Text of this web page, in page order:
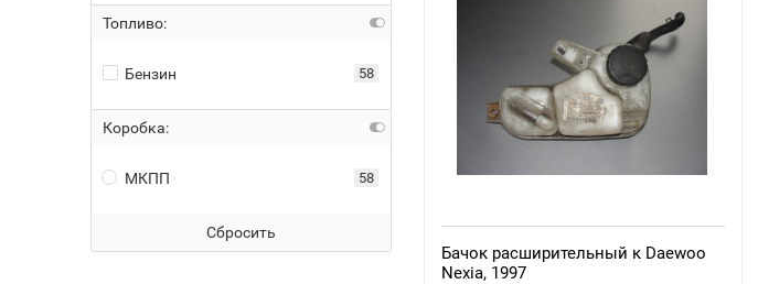
Топливо:
Бензин 58
Коробка:
МКПП 58
Сбросить
Бачок расширительный к Daewoo
Nexia, 1997